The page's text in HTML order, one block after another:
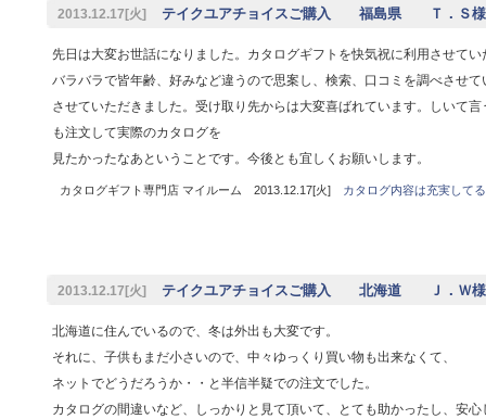
2013.12.17[火] テイクユアチョイスご購入 福島県 Ｔ．Ｓ様
先日は大変お世話になりました。カタログギフトを快気祝に利用させて
バラバラで皆年齢、好みなど違うので思案し、検索、口コミを調べさせ
させていただきました。受け取り先からは大変喜ばれています。しいて
も注文して実際のカタログを
見たかったなあということです。今後とも宜しくお願いします。
カタログギフト専門店 マイルーム 2013.12.17[火] カタログ内容は充実して
2013.12.17[火] テイクユアチョイスご購入 北海道 Ｊ．Ｗ様
北海道に住んでいるので、冬は外出も大変です。
それに、子供もまだ小さいので、中々ゆっくり買い物も出来なくて、
ネットでどうだろうか・・と半信半疑での注文でした。
カタログの間違いなど、しっかりと見て頂いて、とても助かったし、安心